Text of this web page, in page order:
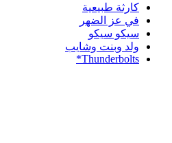
كارثة طبيعية
في عز الضهر
سيكو سيكو
ولد وبنت وشايب
Thunderbolts*